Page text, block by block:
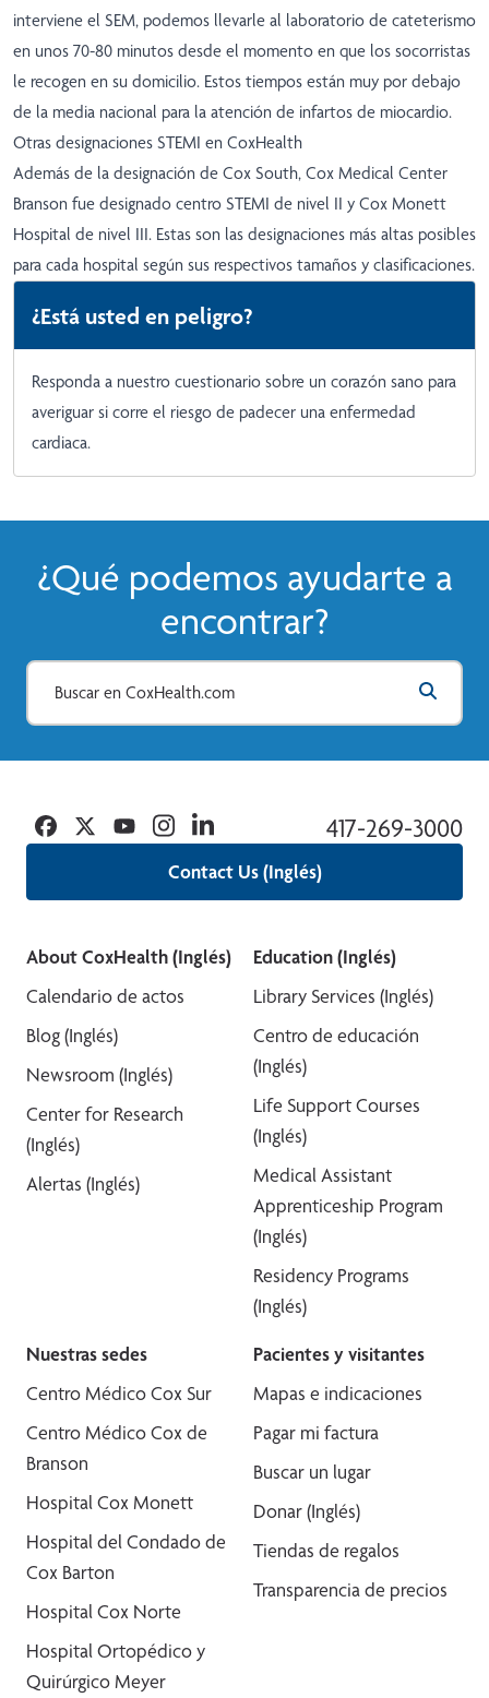
interviene el SEM, podemos llevarle al laboratorio de cateterismo
en unos 70-80 minutos desde el momento en que los socorristas
le recogen en su domicilio. Estos tiempos están muy por debajo
de la media nacional para la atención de infartos de miocardio.
Otras designaciones STEMI en CoxHealth
Además de la designación de Cox South, Cox Medical Center
Branson fue designado centro STEMI de nivel II y Cox Monett
Hospital de nivel III. Estas son las designaciones más altas posibles
para cada hospital según sus respectivos tamaños y clasificaciones.
¿Está usted en peligro?
Responda a nuestro cuestionario sobre un corazón sano para
averiguar si corre el riesgo de padecer una enfermedad
cardiaca.
¿Qué podemos ayudarte a
encontrar?
Contact Us (Inglés)
417-269-3000
Facebook
TwitterYouTubeInstagramLinkedin
About CoxHealth (Inglés)
Calendario de actos
Blog (Inglés)
Newsroom (Inglés)
Center for Research
(Inglés)
Alertas (Inglés)
Education (Inglés)
Library Services (Inglés)
Centro de educación
(Inglés)
Life Support Courses
(Inglés)
Medical Assistant
Apprenticeship Program
(Inglés)
Residency Programs
(Inglés)
Nuestras sedes
Centro Médico Cox Sur
Centro Médico Cox de
Branson
Hospital Cox Monett
Hospital del Condado de
Cox Barton
Hospital Cox Norte
Hospital Ortopédico y
Quirúrgico Meyer
Pacientes y visitantes
Mapas e indicaciones
Pagar mi factura
Buscar un lugar
Donar (Inglés)
Tiendas de regalos
Transparencia de precios